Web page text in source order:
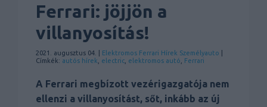
Ferrari: jöjjön a
villanyosítás!
2021. augusztus 04. | Elektromos Ferrari Hírek Személyauto
Címkék: autós hírek electric elektromos autó Ferrari
A Ferrari megbízott vezérigazgatója nem
ellenzi a villanyosítást, sőt, inkább az új